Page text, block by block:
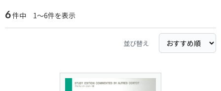
6件中 1～6件を表示
並び替え